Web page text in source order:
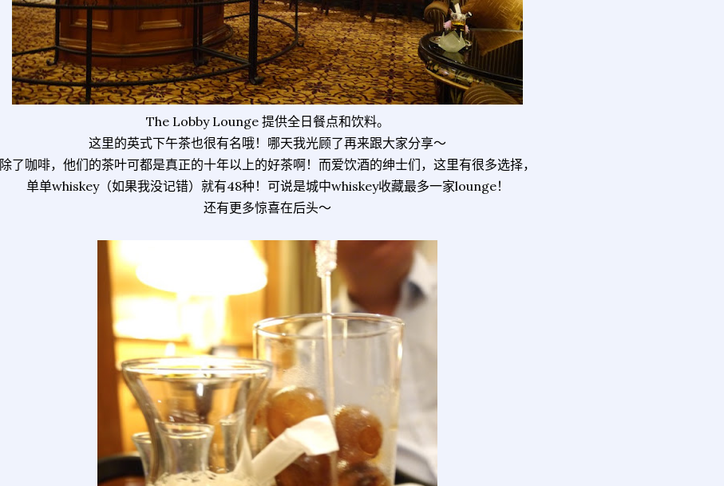
The Lobby Lounge 提供全日餐点和饮料。
这里的英式下午茶也很有名哦！哪天我光顾了再来跟大家分享～
除了咖啡，他们的茶叶可都是真正的十年以上的好茶啊！而爱饮酒的绅士们，这里有很多选择，
单单whiskey（如果我没记错）就有48种！可说是城中whiskey收藏最多一家lounge！
还有更多惊喜在后头～